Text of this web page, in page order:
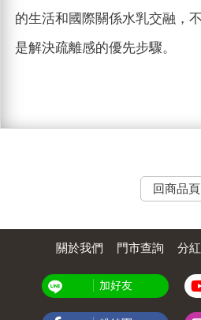
的生活和國際關係水乳交融，
是解決疏離感的優先步驟。
回商品頁
關於我們 門市查詢 分
加好友